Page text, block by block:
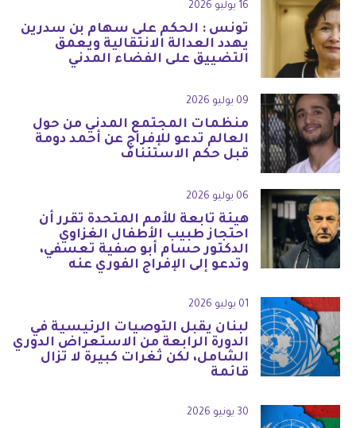
16 يوليو 2026
تونس : الحكم على سهام بن سدرين
يهدد العدالة الانتقالية ويعمق
التضييق على الفضاء المدني
09 يوليو 2026
منظمات المجتمع المدني من حول
العالم تدعو للإفراج عن أحمد دومة
قبل حكم الاستئناف
06 يوليو 2026
هيئة تابعة للأمم المتحدة تقرر أن
احتجاز طبيب الأطفال الغزاوي
الدكتور حسام أبو صفية تعسفي،
وتدعو إلى الإفراج الفوري عنه
01 يوليو 2026
لبنان يقبل التوصيات الرئيسية في
الدورة الرابعة من الاستعراض الدوري
الشامل، لكن ثغرات كبيرة لا تزال
قائمة
30 يونيو 2026